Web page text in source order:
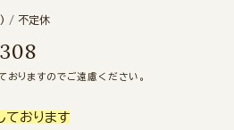
/ 不定休
おりますのでご遠慮ください。
ております